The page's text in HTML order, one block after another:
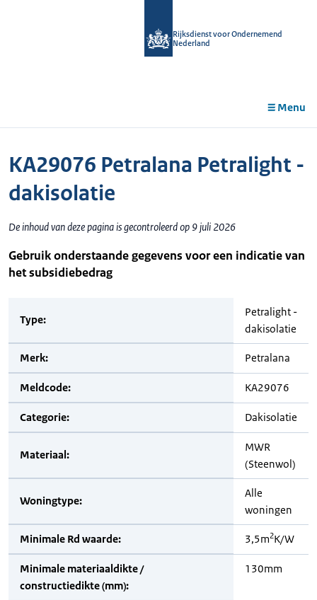
Rijksdienst voor Ondernemend
Nederland
Menu
KA29076 Petralana Petralight -
dakisolatie
De inhoud van deze pagina is gecontroleerd op 9 juli 2026
Gebruik onderstaande gegevens voor een indicatie van
het subsidiebedrag
Type:
Petralight -
dakisolatie
Merk: Petralana
Meldcode: KA29076
Categorie: Dakisolatie
Materiaal:
MWR
(Steenwol)
Woningtype:
Alle
woningen
Minimale Rd waarde: 3,5m2K/W
Minimale materiaaldikte /
constructiedikte (mm):
130mm